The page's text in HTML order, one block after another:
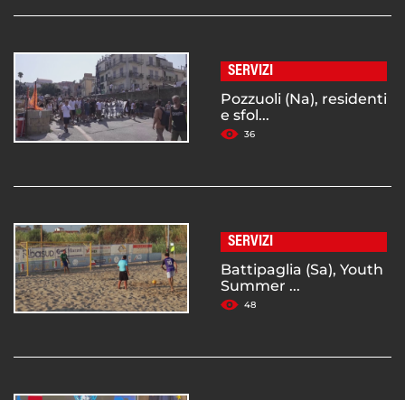
SERVIZI
Pozzuoli (Na), residenti
e sfol...
36
SERVIZI
Battipaglia (Sa), Youth
Summer ...
48